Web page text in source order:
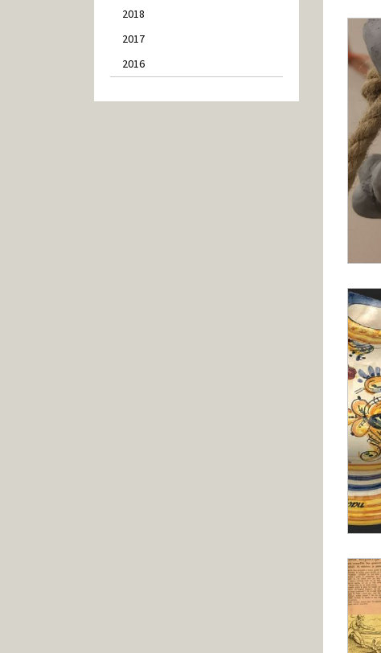
2018
2017
2016